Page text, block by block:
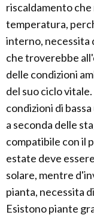
riscaldamento
temperatura,
interno, necessita
che troverebbe
delle condizioni
del suo ciclo
condizioni di
a seconda delle
compatibile con il
estate deve
solare, mentre
pianta, necessita
Esistono piante